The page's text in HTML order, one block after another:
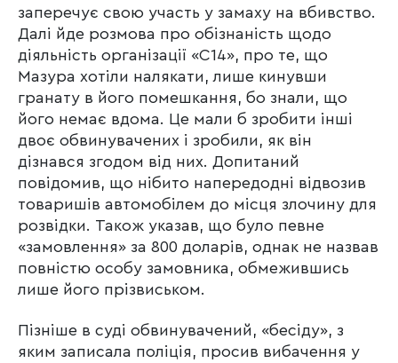
заперечує свою участь у замаху на вбивство.
Далі йде розмова про обізнаність щодо
діяльність організації «С14», про те, що
Мазура хотіли налякати, лише кинувши
гранату в його помешкання, бо знали, що
його немає вдома. Це мали б зробити інші
двоє обвинувачених і зробили, як він
дізнався згодом від них. Допитаний
повідомив, що нібито напередодні відвозив
товаришів автомобілем до місця злочину для
розвідки. Також указав, що було певне
«замовлення» за 800 доларів, однак не назвав
повністю особу замовника, обмежившись
лише його прізвиськом.
Пізніше в суді обвинувачений, «бесіду», з
яким записала поліція, просив вибачення у